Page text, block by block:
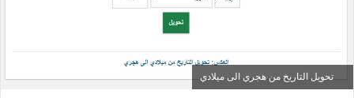
تحويل التاريخ من هجري الى ميلادي